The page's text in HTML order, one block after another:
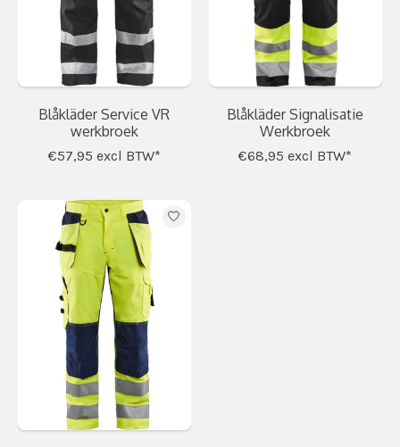
Blåkläder Service VR
werkbroek
€57,95 excl BTW*
Blåkläder Signalisatie
Werkbroek
€68,95 excl BTW*